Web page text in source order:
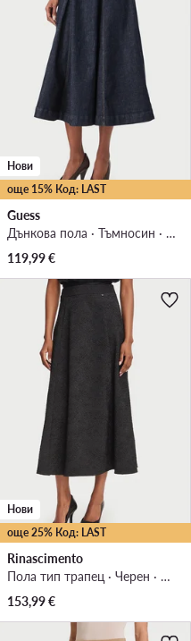
още 15% Код: LAST
Нови
Guess
Дънкова пола · Тъмносин · Миди
119,99€
още 25% Код: LAST
Нови
Rinascimento
Пола тип трапец · Черен · Миди
153,99€